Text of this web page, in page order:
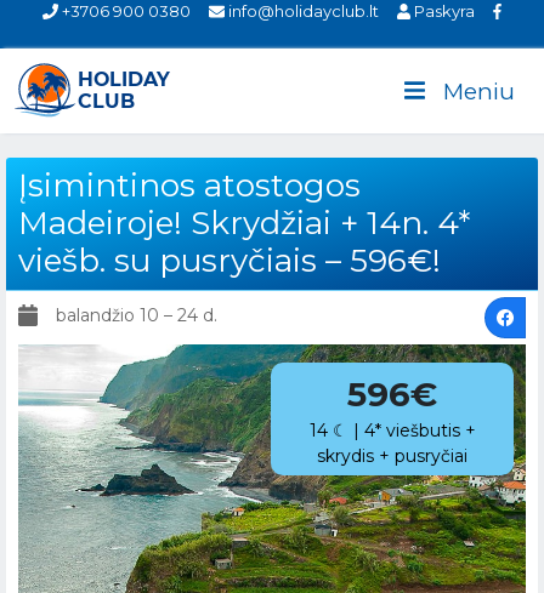
+3706 900 0380 info@holidayclub.lt Paskyra
Meniu
Įsimintinos atostogos
Madeiroje! Skrydžiai + 14n. 4*
viešb. su pusryčiais – 596€!
balandžio 10 – 24 d.
596€
14 ☾ | 4* viešbutis +
skrydis + pusryčiai